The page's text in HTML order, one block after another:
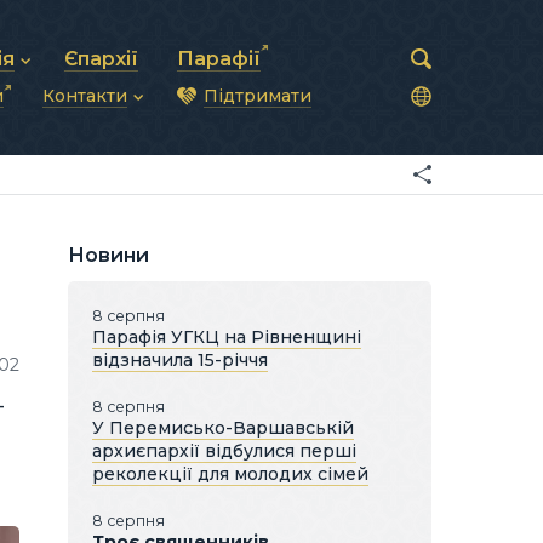
рада
та комунікації
Єпархії Парафії
Контакти
Синоди Єпископів
Патріарша курія
Підтримати
Новини
8 серпня
Парафія УГКЦ на Рівненщині
відзначила 15-річчя
8 серпня
У Перемисько-Варшавській
архиєпархії відбулися перші
реколекції для молодих сімей
8 серпня